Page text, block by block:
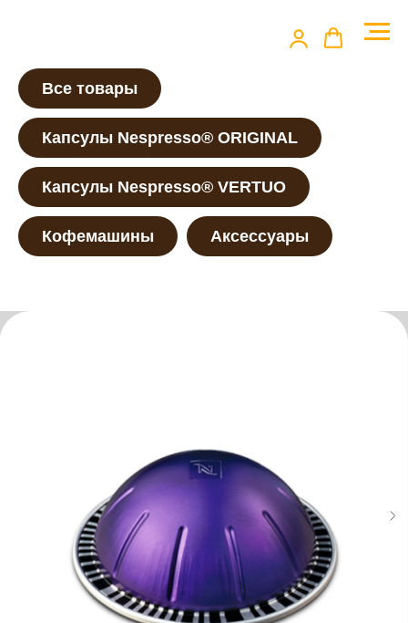
Все товары
Капсулы Nespresso® ORIGINAL
Капсулы Nespresso® VERTUO
Кофемашины Аксессуары